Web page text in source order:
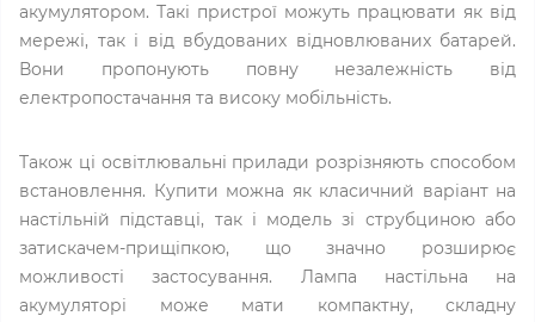
акумулятором. Такі пристрої можуть працювати як від
мережі, так і від вбудованих відновлюваних батарей.
Вони пропонують повну незалежність від
електропостачання та високу мобільність.
Також ці освітлювальні прилади розрізняють способом
встановлення. Купити можна як класичний варіант на
настільній підставці, так і модель зі струбциною або
затискачем-прищіпкою, що значно розширює
можливості застосування. Лампа настільна на
акумуляторі може мати компактну, складну